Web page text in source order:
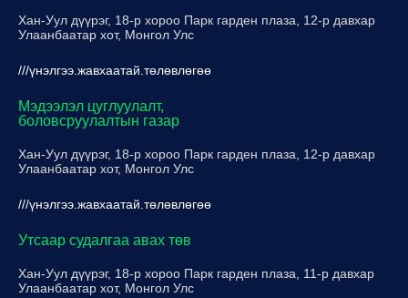
Хан-Уул дүүрэг, 18-р хороо Парк гарден плаза, 12-р давхар
Улаанбаатар хот, Монгол Улс
///үнэлгээ.жавхаатай.төлөвлөгөө
Мэдээлэл цуглуулалт,
боловсруулалтын газар
Хан-Уул дүүрэг, 18-р хороо Парк гарден плаза, 12-р давхар
Улаанбаатар хот, Монгол Улс
///үнэлгээ.жавхаатай.төлөвлөгөө
Утсаар судалгаа авах төв
Хан-Уул дүүрэг, 18-р хороо Парк гарден плаза, 11-р давхар
Улаанбаатар хот, Монгол Улс